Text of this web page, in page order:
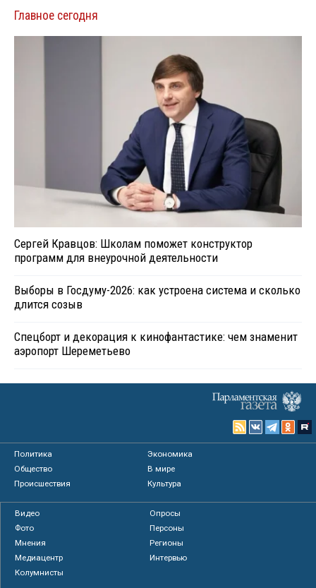
Главное сегодня
Сергей Кравцов: Школам поможет конструктор
программ для внеурочной деятельности
Выборы в Госдуму-2026: как устроена система и сколько
длится созыв
Спецборт и декорация к кинофантастике: чем знаменит
аэропорт Шереметьево
Политика
Экономика
Общество
В мире
Происшествия
Культура
Видео
Опросы
Фото
Персоны
Мнения
Регионы
Медиацентр
Интервью
Колумнисты